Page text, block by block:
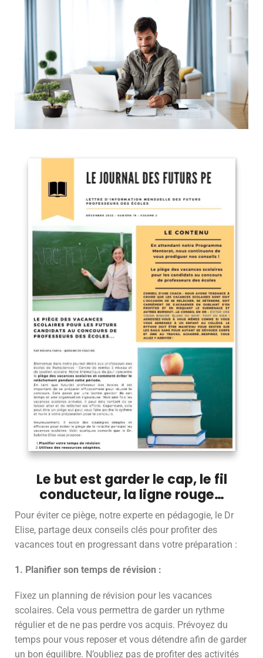
Le but est garder le cap, le fil
conducteur, la ligne rouge…
Pour éviter ce piège, notre experte en pédagogie, le Dr
Elise, partage deux conseils clés pour profiter des
vacances tout en progressant dans votre préparation :
1. Planifier son temps de révision :
Fixez un planning de révision pour les vacances
scolaires. Cela vous permettra de garder un rythme
régulier et de ne pas perdre vos acquis. Prévoyez du
temps pour vous reposer et vous détendre afin de garder
un bon équilibre. N’oubliez pas de profiter des activités